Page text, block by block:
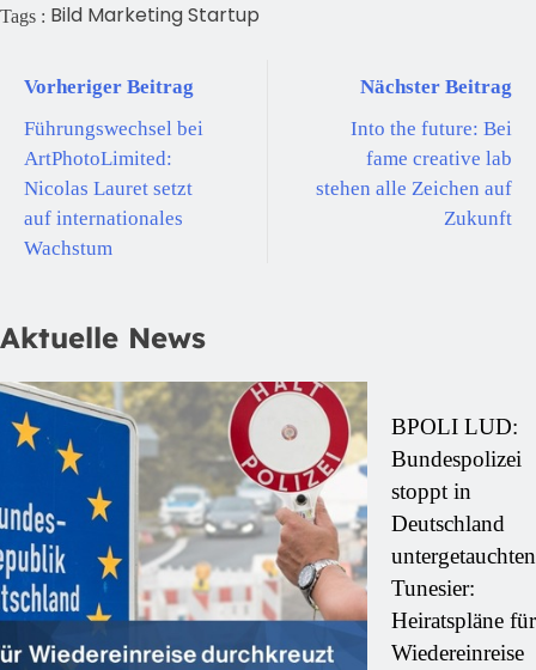
Tags : Bild MarketingStartup
Vorheriger Beitrag
Führungswechsel bei
ArtPhotoLimited:
Nicolas Lauret setzt
auf internationales
Wachstum
Nächster Beitrag
Into the future: Bei
fame creative lab
stehen alle Zeichen auf
Zukunft
Aktuelle News
BPOLI LUD:
Bundespolizei
stoppt in
Deutschland
untergetauchten
Tunesier:
Heiratspläne für
Wiedereinreise